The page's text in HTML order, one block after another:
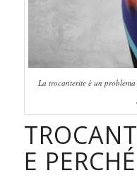
La trocanterite è un
E